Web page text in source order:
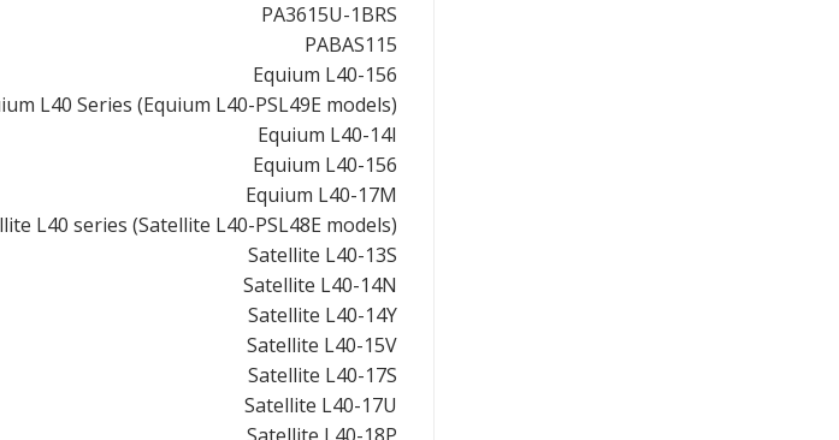
PA3615U-1BRS
PABAS115
Equium L40-156
L40 Series (Equium L40-PSL49E models)
Equium L40-14I
Equium L40-156
Equium L40-17M
L40 series (Satellite L40-PSL48E models)
Satellite L40-13S
Satellite L40-14N
Satellite L40-14Y
Satellite L40-15V
Satellite L40-17S
Satellite L40-17U